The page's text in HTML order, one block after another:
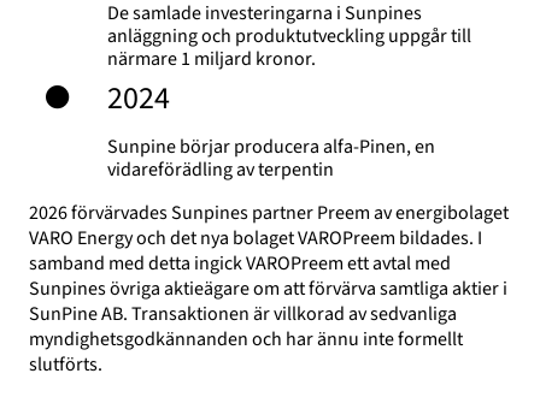
De samlade investeringarna i Sunpines
anläggning och produktutveckling uppgår till
närmare 1 miljard kronor.
2024
Sunpine börjar producera alfa-Pinen, en
vidareförädling av terpentin
2026 förvärvades Sunpines partner Preem av energibolaget
VARO Energy och det nya bolaget VAROPreem bildades. I
samband med detta ingick VAROPreem ett avtal med
Sunpines övriga aktieägare om att förvärva samtliga aktier i
SunPine AB. Transaktionen är villkorad av sedvanliga
myndighetsgodkännanden och har ännu inte formellt
slutförts.